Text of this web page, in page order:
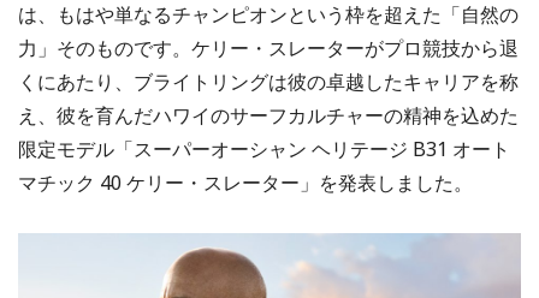
は、もはや単なるチャンピオンという枠を超えた「自然の
力」そのものです。ケリー・スレーターがプロ競技から退
くにあたり、ブライトリングは彼の卓越したキャリアを称
え、彼を育んだハワイのサーフカルチャーの精神を込めた
限定モデル「スーパーオーシャン ヘリテージ B31 オート
マチック 40 ケリー・スレーター」を発表しました。